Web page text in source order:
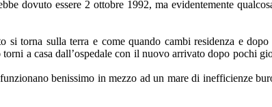
dovuto essere 2 ottobre 1992, ma evidentemente
si torna sulla terra e come quando cambi residenza e
a casa dall’ospedale con il nuovo arrivato dopo pochi
benissimo in mezzo ad un mare di inefficienze